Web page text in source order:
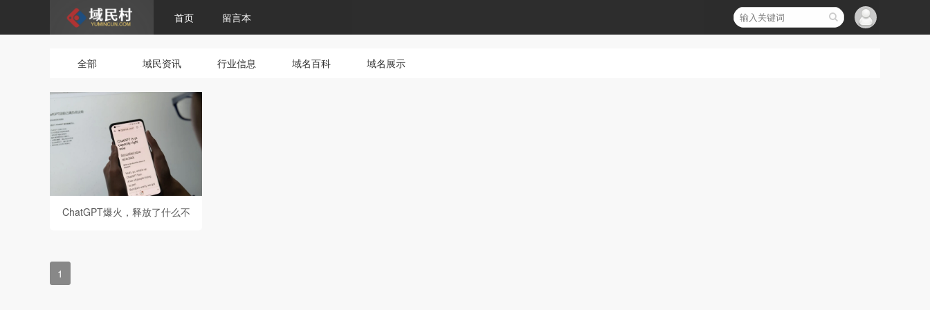
首页 留言本
全部 域民资讯 行业信息 域名百科 域名展示
ChatGPT爆火，释放了什么不
1